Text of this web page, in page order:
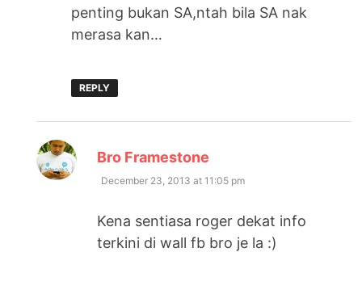
penting bukan SA,ntah bila SA nak
merasa kan…
REPLY
Bro Framestone
December 23, 2013 at 11:05 pm
Kena sentiasa roger dekat info
terkini di wall fb bro je la :)